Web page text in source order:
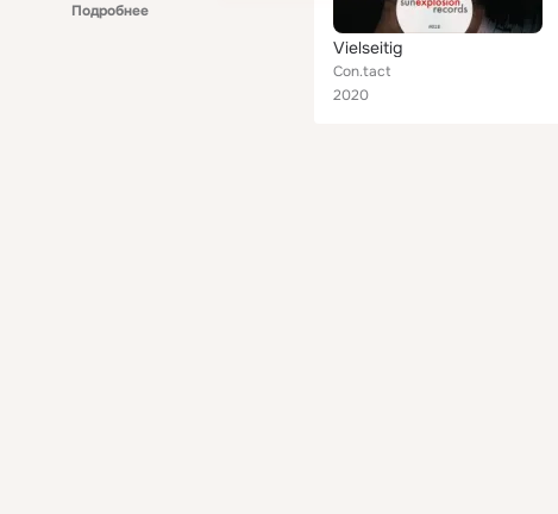
Подробнее
Vielseitig
Con.tact
2020